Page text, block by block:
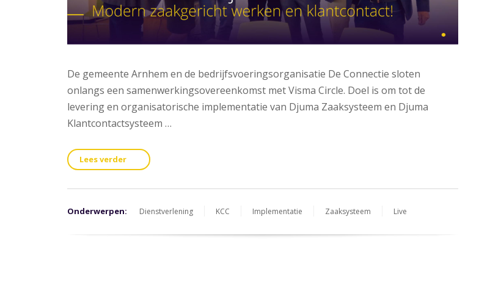
De gemeente Arnhem en de bedrijfsvoeringsorganisatie De Connectie sloten
onlangs een samenwerkingsovereenkomst met Visma Circle. Doel is om tot de
levering en organisatorische implementatie van Djuma Zaaksysteem en Djuma
Klantcontactsysteem …
Lees verder
Onderwerpen: Dienstverlening KCC Implementatie Zaaksysteem Live